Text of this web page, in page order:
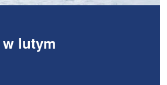
lutym